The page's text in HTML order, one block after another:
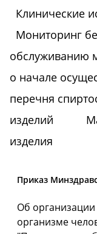
Клинические
Мониторинг
обслуживанию
о начале
перечня
изделий
изделия
Приказ
Об организации
организме